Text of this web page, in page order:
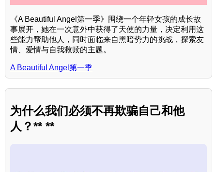
《A Beautiful Angel第一季》围绕一个年轻女孩的成长故
事展开，她在一次意外中获得了天使的力量，决定利用这
些能力帮助他人，同时面临来自黑暗势力的挑战，探索友
情、爱情与自我救赎的主题。
A Beautiful Angel第一季
为什么我们必须不再欺骗自己和他
人？** **